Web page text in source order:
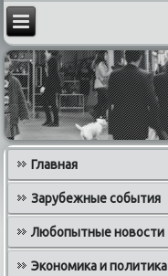
Главная
Зарубежные события
Любопытные новости
Экономика и политика